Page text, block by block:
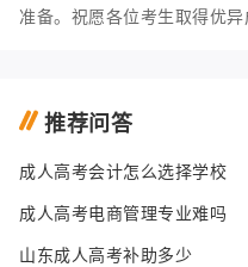
准备。祝愿各位考生取得优异
推荐问答
成人高考会计怎么选择学校
成人高考电商管理专业难吗
山东成人高考补助多少